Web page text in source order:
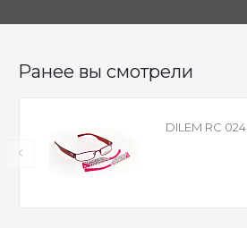
Ранее вы смотрели
DILEM RC 024